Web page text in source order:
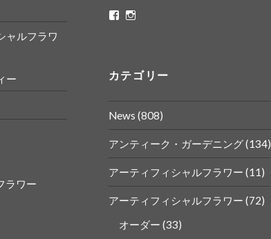
ャルフラワ
ー
ラワー
ritaflower.calligraphy
ロ
フ
ー
ル
で
表
示
rita_ym
ロ
フ
ー
ル
で
表
示
カテゴリー
News (808)
アンティーク・ガーデニング(134)
アーティフィシャルフラワー (11)
アーティフィシャルフラワー (72)
オーダー (33)